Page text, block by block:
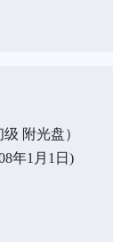
附光盘）
年1月1日)